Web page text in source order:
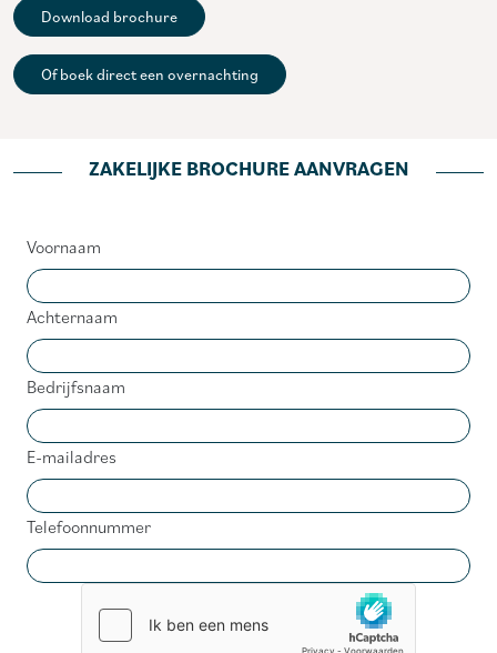
Download brochure
Of boek direct een overnachting
ZAKELIJKE BROCHURE AANVRAGEN
Voornaam
Achternaam
Bedrijfsnaam
E-mailadres
Telefoonnummer